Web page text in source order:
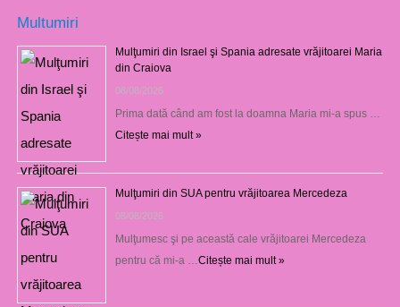
Multumiri
Mulţumiri din Israel şi Spania adresate vrăjitoarei Maria
din Craiova
08/08/2026
Prima dată când am fost la doamna Maria mi-a spus …
Citește mai mult »
Mulţumiri din SUA pentru vrăjitoarea Mercedeza
08/08/2026
Mulţumesc şi pe această cale vrăjitoarei Mercedeza
pentru că mi-a … Citește mai mult »